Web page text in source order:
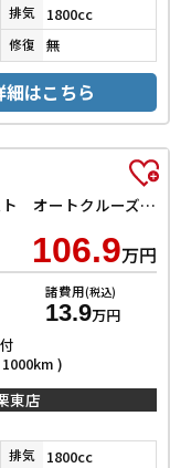
排気 1800cc
修復 無
細はこちら
S ドライブレコーダー ETC レーンアシスト オートクルーズコントロール バックカメラ ナビ TV アルミホイール オートマチックハイビーム LEDヘッドランプ CVT スマートキー 電動格納ミラー
106.9万円
諸費用(税込)
13.9万円
)
東店
排気 1800cc